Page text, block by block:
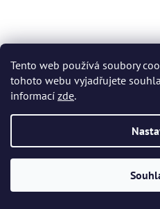
Tento web používá soubory
tohoto webu vyjadřujete
informací zde.